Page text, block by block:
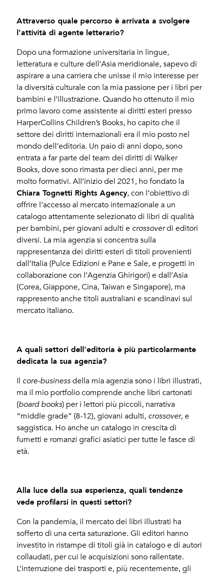
Attraverso quale percorso è arrivata a svolgere
l’attività di agente letterario?
Dopo una formazione universitaria in lingue,
letteratura e culture dell’Asia meridionale, sapevo di
aspirare a una carriera che unisse il mio interesse per
la diversità culturale con la mia passione per i libri per
bambini e l’illustrazione. Quando ho ottenuto il mio
primo lavoro come assistente ai diritti esteri presso
HarperCollins Children’s Books, ho capito che il
settore dei diritti internazionali era il mio posto nel
mondo dell’editoria. Un paio di anni dopo, sono
entrata a far parte del team dei diritti di Walker
Books, dove sono rimasta per dieci anni, per me
molto formativi. All’inizio del 2021, ho fondato la
Chiara Tognetti Rights Agency, con l’obiettivo di
offrire l’accesso al mercato internazionale a un
catalogo attentamente selezionato di libri di qualità
per bambini, per giovani adulti e crossoverdi editori
diversi. La mia agenzia si concentra sulla
rappresentanza dei diritti esteri di titoli provenienti
dall’Italia (Pulce Edizioni e Pane e Sale, e progetti in
collaborazione con l’Agenzia Ghirigori) e dall’Asia
(Corea, Giappone, Cina, Taiwan e Singapore), ma
rappresento anche titoli australiani e scandinavi sul
mercato italiano.
A quali settori dell’editoria è più particolarmente
dedicata la sua agenzia?
Il core-business della mia agenzia sono i libri illustrati,
ma il mio portfolio comprende anche libri cartonati
(board books) per i lettori più piccoli, narrativa
“middle grade” (8-12), giovani adulti, crossover, e
saggistica. Ho anche un catalogo in crescita di
fumetti e romanzi grafici asiatici per tutte le fasce di
età.
Alla luce della sua esperienza, quali tendenze
vede profilarsi in questi settori?
Con la pandemia, il mercato dei libri illustrati ha
sofferto di una certa saturazione. Gli editori hanno
investito in ristampe di titoli già in catalogo e di autori
collaudati, per cui le acquisizioni sono rallentate.
L’interruzione dei trasporti e, più recentemente, gli